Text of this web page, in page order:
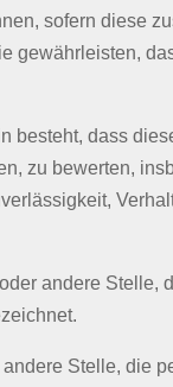
sofern diese
gewährleisten,
besteht, dass
zu bewerten,
andere
Stelle, die